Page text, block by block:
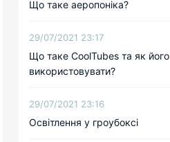
Що таке аеропоніка?
29/07/2021 23:17
Що таке CoolTubes та як його
використовувати?
29/07/2021 23:16
Освітлення у гроубоксі